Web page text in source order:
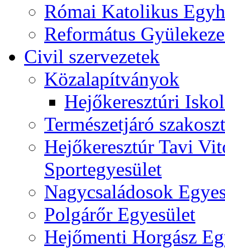
Római Katolikus
Református
Civil szervezetek
Közalapítványok
Hejőkeresztúri
Természetjáró
Hejőkeresztúr Tavi
Sportegyesület
Nagycsaládosok
Polgárőr Egyesület
Hejőmenti Horgász